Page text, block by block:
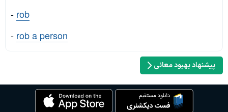
- rob
- rob a person
پیشنهاد بهبود معانی